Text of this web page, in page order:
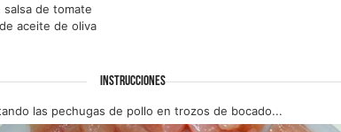
salsa de tomate
aceite de oliva
INSTRUCCIONES
las pechugas de pollo en trozos de bocado...